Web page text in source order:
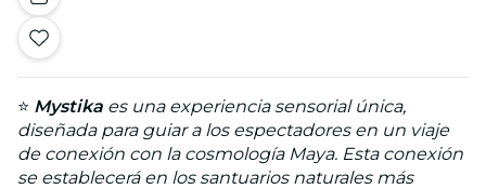
⭐ Mystika es una experiencia sensorial única,
diseñada para guiar a los espectadores en un viaje
de conexión con la cosmología Maya. Esta conexión
se establecerá en los santuarios naturales más